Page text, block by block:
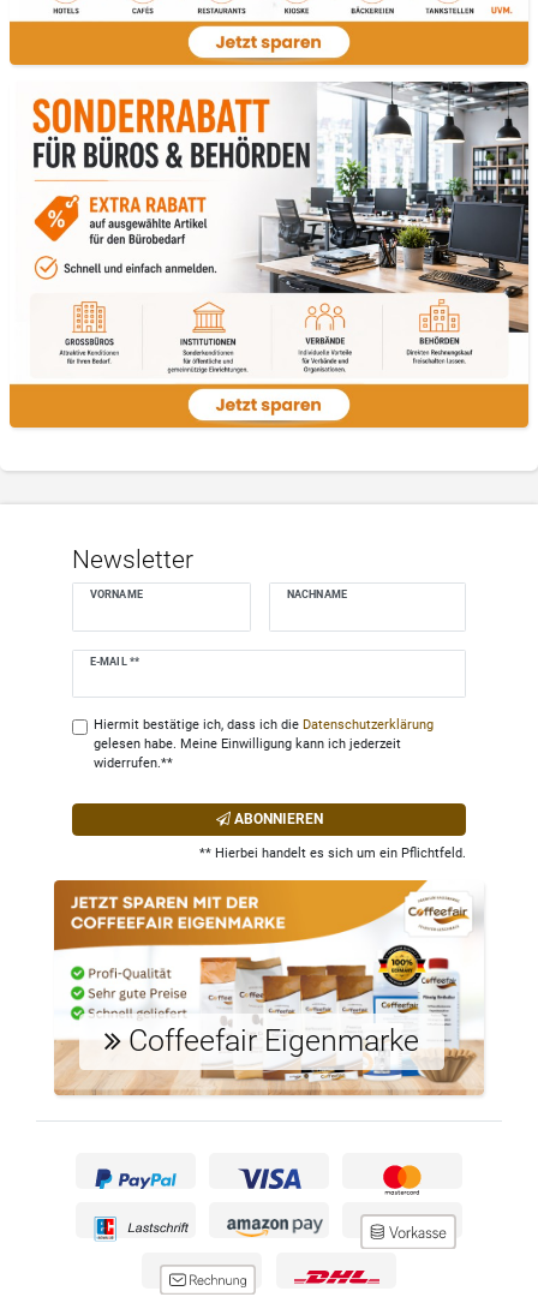
Newsletter
VORNAME NACHNAME
E-MAIL **
Newsletter
Hiermit bestätige ich, dass ich die Daten­schutz­erklärung
gelesen habe. Meine Einwilligung kann ich jederzeit
widerrufen.**
ABONNIEREN
** Hierbei handelt es sich um ein Pflichtfeld.
Coffeefair Eigenmarke